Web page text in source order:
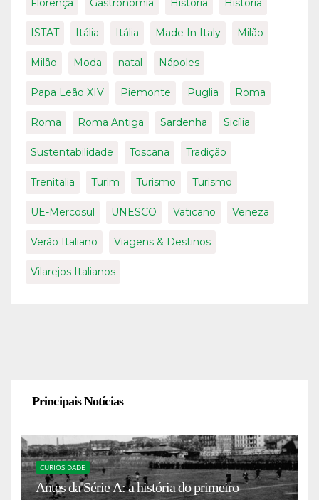
Florença Gastronomia História História
ISTAT Itália Itália Made In Italy Milão
Milão Moda natal Nápoles
Papa Leão XIV Piemonte Puglia Roma
Roma Roma Antiga Sardenha Sicília
Sustentabilidade Toscana Tradição
Trenitalia Turim Turismo Turismo
UE-Mercosul UNESCO Vaticano Veneza
Verão Italiano Viagens & Destinos
Vilarejos Italianos
Principais Notícias
CURIOSIDADE
Antes da Série A: a história do primeiro